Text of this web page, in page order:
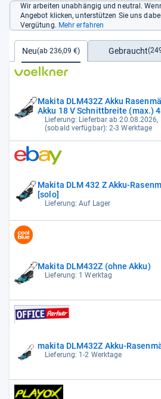
Wir arbeiten unabhängig und neutral.
Angebot klicken, unterstützen Sie uns
Vergütung. Mehr erfahren
Neu(ab 236,09 €) Gebraucht
Makita DLM432Z Akku
Akku 18 V Schnittbreite (max.)
Lieferung: Lieferbar ab 20.08.2026,
(sobald verfügbar): 2-3 Werktage
Makita DLM 432 Z Akku-
[solo]
Lieferung: Auf Lager
Makita DLM432Z (ohne Akku)
Lieferung: 1 Werktag
makita DLM432Z Akku-
Lieferung: 1-2 Werktage